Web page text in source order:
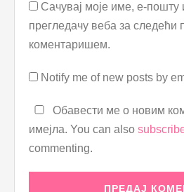
Сачувај моје име, е-
прегледачу веба за следећи
коментаришем.
Notify me of new posts by
Обавести ме о новим
имејла. You can also
commenting.